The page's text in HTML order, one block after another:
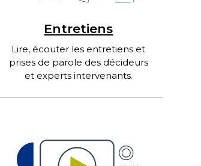
Entretiens
Lire, écouter les entretiens et
prises de parole des décideurs
et experts intervenants.